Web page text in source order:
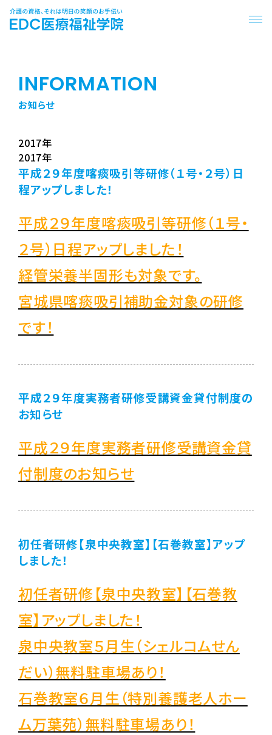
INFORMATION
お知らせ
2017年
2017年
平成２９年度喀痰吸引等研修（１号・２号）日
程アップしました！
平成２９年度喀痰吸引等研修（１号・
２号）日程アップしました！
経管栄養半固形も対象です。
宮城県喀痰吸引補助金対象の研修
です！
平成２９年度実務者研修受講資金貸付制度の
お知らせ
平成２９年度実務者研修受講資金貸
付制度のお知らせ
初任者研修【泉中央教室】【石巻教室】アップ
しました！
初任者研修【泉中央教室】【石巻教
室】アップしました！
泉中央教室５月生（シェルコムせん
だい）無料駐車場あり！
石巻教室６月生（特別養護老人ホー
ム万葉苑）無料駐車場あり！